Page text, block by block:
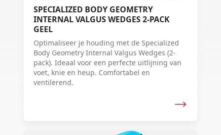
SPECIALIZED BODY GEOMETRY
INTERNAL VALGUS WEDGES 2-PACK
GEEL
Optimaliseer je houding met de Specialized
Body Geometry Internal Valgus Wedges (2-
pack). Ideaal voor een perfecte uitlijning van
voet, knie en heup. Comfortabel en
ventilerend.